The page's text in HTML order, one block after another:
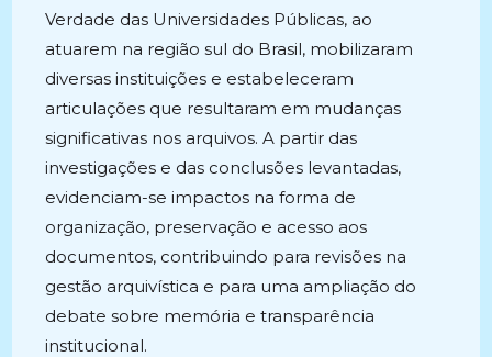
Verdade das Universidades Públicas, ao
atuarem na região sul do Brasil, mobilizaram
diversas instituições e estabeleceram
articulações que resultaram em mudanças
significativas nos arquivos. A partir das
investigações e das conclusões levantadas,
evidenciam-se impactos na forma de
organização, preservação e acesso aos
documentos, contribuindo para revisões na
gestão arquivística e para uma ampliação do
debate sobre memória e transparência
institucional.